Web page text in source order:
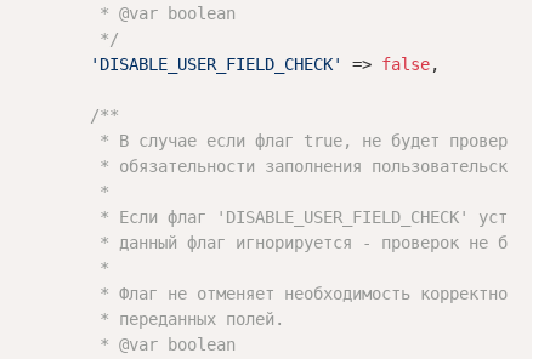
         *
@var boolean
         */
'DISABLE_USER_FIELD_CHECK'
=> false,
/**
         * В случае если флаг true, не будет проверки
* обязательности заполнения пользовательских
         *
* Если флаг 'DISABLE_USER_FIELD_CHECK'
* данный флаг игнорируется - проверок не
         *
* Флаг не отменяет необходимость корректного
         * переданных полей.
         *
@var boolean